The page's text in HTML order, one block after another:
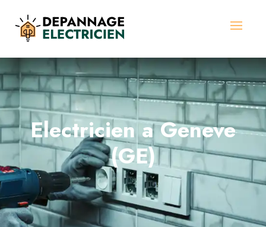
Electricien a Geneve
(GE)